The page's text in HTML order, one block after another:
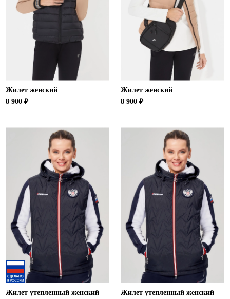
Новосибирская область (3)
Омская область (5)
Республика Башкортостан (3)
Республика Крым (1)
Республика Татарстан (2)
Ростовская область (2)
Самарская область (1)
Свердловская область (5)
Северная Осетия (2)
Смоленская область (1)
Ставропольский край (5)
Томская область (1)
Тульская область (1)
Тюменская область (3)
Хакасия (1)
Ханты-Мансийский автономный округ (3)
Челябинская область (2)
Ямало-Ненецкий автономный округ (1)
Ярославская область (1)
Жилет женский
8 900 ₽
Жилет женский
8 900 ₽
Жилет утепленный женский
Жилет утепленный женский